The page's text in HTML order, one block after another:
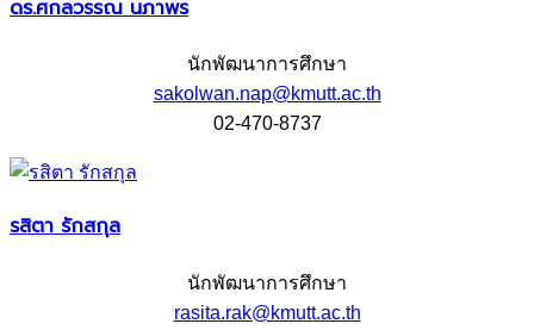
ดร.ศกลวรรณ นภาพร
นักพัฒนาการศึกษา
sakolwan.nap@kmutt.ac.th
02-470-8737
รสิตา รักสกุล
นักพัฒนาการศึกษา
rasita.rak@kmutt.ac.th